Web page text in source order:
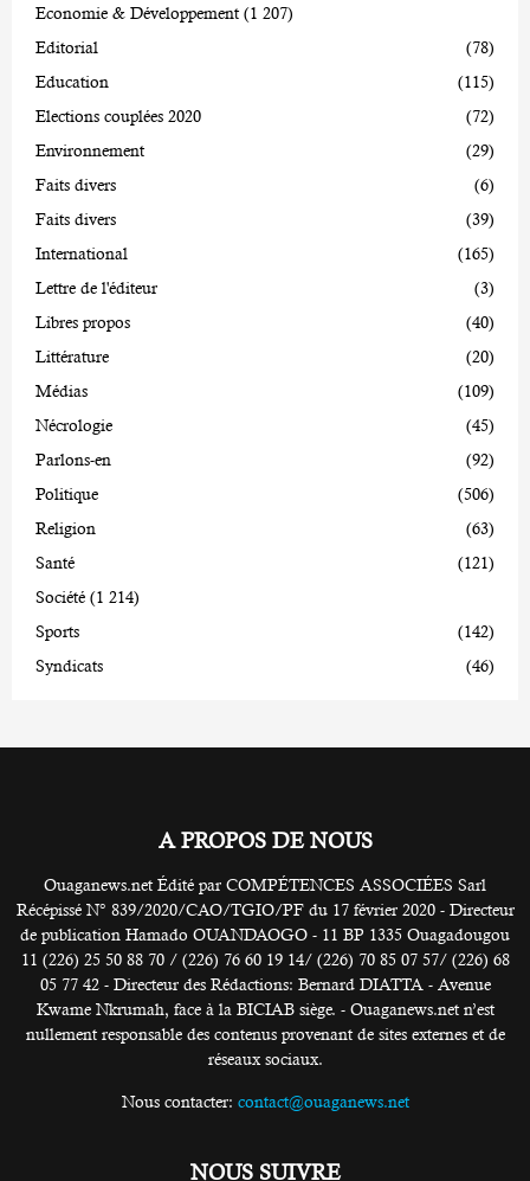
Economie & Développement (1 207)
Editorial
(78)
Education
(115)
Elections couplées 2020
(72)
Environnement
(29)
Faits divers
(6)
Faits divers
(39)
International
(165)
Lettre de l'éditeur
(3)
Libres propos
(40)
Littérature
(20)
Médias
(109)
Nécrologie
(45)
Parlons-en
(92)
Politique
(506)
Religion
(63)
Santé
(121)
Société (1 214)
Sports
(142)
Syndicats
(46)
A PROPOS DE NOUS
Ouaganews.net Édité par COMPÉTENCES ASSOCIÉES Sarl
Récépissé N° 839/2020/CAO/TGIO/PF du 17 février 2020 - Directeur
de publication Hamado OUANDAOGO - 11 BP 1335 Ouagadougou
11 (226) 25 50 88 70 / (226) 76 60 19 14/ (226) 70 85 07 57/ (226) 68
05 77 42 - Directeur des Rédactions: Bernard DIATTA - Avenue
Kwame Nkrumah, face à la BICIAB siège. - Ouaganews.net n’est
nullement responsable des contenus provenant de sites externes et de
réseaux sociaux.
Nous contacter: contact@ouaganews.net
NOUS SUIVRE